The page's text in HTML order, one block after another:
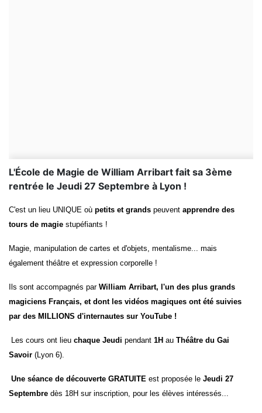
L'École de Magie de William Arribart fait sa 3ème
rentrée le Jeudi 27 Septembre à Lyon !
C'est un lieu UNIQUE où petits et grands peuvent apprendre des
tours de magie stupéfiants !
Magie, manipulation de cartes et d'objets, mentalisme... mais
également théâtre et expression corporelle !
Ils sont accompagnés par William Arribart, l'un des plus grands
magiciens Français, et dont les vidéos magiques ont été suivies
par des MILLIONS d'internautes sur YouTube !
Les cours ont lieu chaque Jeudi pendant 1H au Théâtre du Gai
Savoir (Lyon 6).
Une séance de découverte GRATUITE est proposée le Jeudi 27
Septembre dès 18H sur inscription, pour les élèves intéressés...